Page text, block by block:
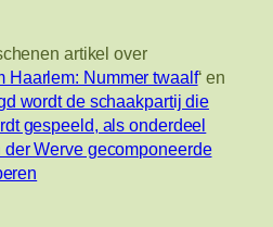
artikel over
Haarlem: Nummer twaalf‘ en
wordt de schaakpartij die
gespeeld, als onderdeel
Werve gecomponeerde